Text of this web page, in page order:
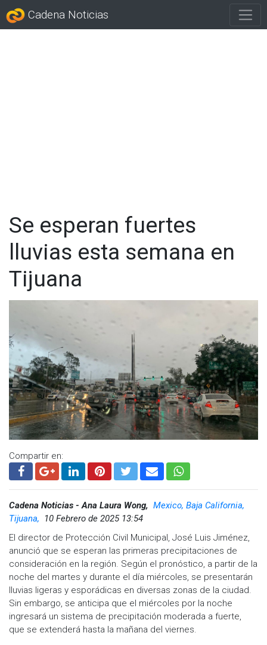
Cadena Noticias
Se esperan fuertes
lluvias esta semana en
Tijuana
Compartir en:
Cadena Noticias - Ana Laura Wong, Mexico, Baja California,
Tijuana,
10 Febrero de 2025 13:54
El director de Protección Civil Municipal, José Luis Jiménez,
anunció que se esperan las primeras precipitaciones de
consideración en la región. Según el pronóstico, a partir de la
noche del martes y durante el día miércoles, se presentarán
lluvias ligeras y esporádicas en diversas zonas de la ciudad.
Sin embargo, se anticipa que el miércoles por la noche
ingresará un sistema de precipitación moderada a fuerte,
que se extenderá hasta la mañana del viernes.